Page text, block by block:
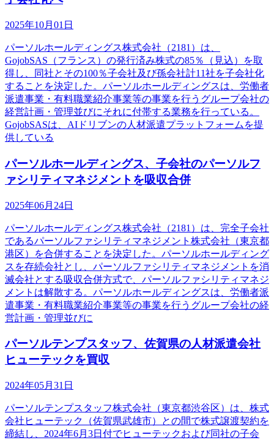
2025年10月01日
パーソルホールディングス株式会社（2181）は、
GojobSAS（フランス）の発行済み株式の85％（見込）を取
得し、同社とその100％子会社及び孫会社計11社を子会社化
することを決定した。パーソルホールディングスは、労働者
派遣事業・有料職業紹介事業等の事業を行うグループ会社の
経営計画・管理並びにそれに付帯する業務を行っている。
GojobSASは、AIドリブンの人材派遣プラットフォームを提
供している
パーソルホールディングス、子会社のパーソルフ
ァシリティマネジメントを吸収合併
2025年06月24日
パーソルホールディングス株式会社（2181）は、完全子会社
であるパーソルファシリティマネジメント株式会社（東京都
港区）を合併することを決定した。パーソルホールディング
スを存続会社とし、パーソルファシリティマネジメントを消
滅会社とする吸収合併方式で、パーソルファシリティマネジ
メントは解散する。パーソルホールディングスは、労働者派
遣事業・有料職業紹介事業等の事業を行うグループ会社の経
営計画・管理並びに
パーソルテンプスタッフ、佐賀県の人材派遣会社
ヒューテックを買収
2024年05月31日
パーソルテンプスタッフ株式会社（東京都渋谷区）は、株式
会社ヒューテック（佐賀県武雄市）との間で株式譲渡契約を
締結し、2024年6月3日付でヒューテックおよび同社の子会